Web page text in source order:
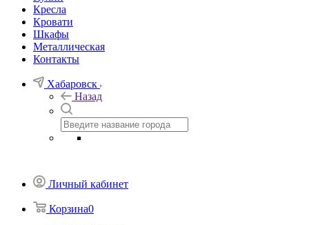
Кресла
Кровати
Шкафы
Металлическая
Контакты
Хабаровск
Назад
Личный кабинет
Корзина0